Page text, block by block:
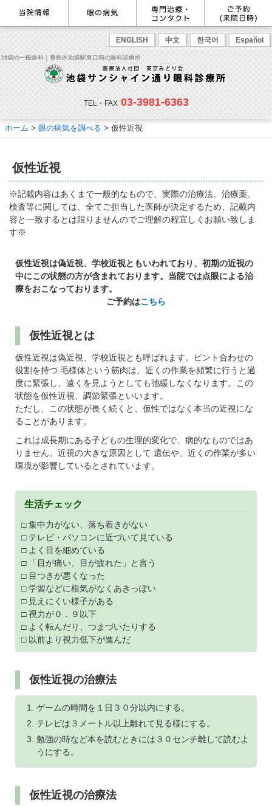
ENGLISH 中文 한국어 Español
池袋の一般眼科｜豊島区池袋駅東口前の眼科診療所
TEL・FAX 03-3981-6363
最新情報
感染症予防のための衛生環境整
備の取り組み
医師のご紹介
当院勤務医師のご紹介 ごあいさつ
院内の様子・設備
院内の様子 検査･治療･手術機器
診療のご案内・アクセス
アクセス
い
診察の流れ
リンク
よくある質問
パンフレットのダウンロード
眼の病気を調べる
病名から探す
症状から探す
目の構造から探す
主な眼科疾患
緑内障 網膜疾患
眼精疲労
ドライアイ
ものもらい
花粉症
白内障
アレルギー性結膜炎
コンタクトレンズ診
学校近視について
点眼液・眼軟膏について
眼科専門治療・特設ページ
緑内障専門治療ページ
角膜疾患専門治療ページ
ドライアイ専門治療ページ
網膜・硝子体専門治療ページ
黄斑疾患専門治療ページ
ぶどう膜炎専門治療ページ
白内障専門治療ページ
花粉症専門ページ
眼形成診療ページ
コンタクトレンズ診療
抗VEGF抗体療法
ボツリヌス療法
東口眼科医院)
コンタクトレンズ診療
コンタクトレンズの種類と特徴
しばらく眼科受診していない方
へ
初めてコンタクトレンズを使う
WEB予約(来院日時の設定)
一般眼科診療を予約
コンタクトレンズ診療を予約
緑内障専門治療を予約
角膜専門治療を予約
ドライアイ専門治療を予約
網膜・硝子体専門治療を予約
白内障専門治療を予約
白内障手術公開講座を予約
黄斑専門治療を予約
予約をキャンセルする
ご予約
ホーム > 眼の病気を調べる > 仮性近視
仮性近視
※記載内容はあくまで一般的なもので、実際の治療法、治療薬、
検査等に関しては、全てご担当した医師が決定するため、記載内
容と一致するとは限りませんのでご理解の程宜しくお願い致しま
す※
仮性近視は偽近視、学校近視ともいわれており、初期の近視の
中にこの状態の方が含まれております。当院では点眼による治
療をおこなっております。
ご予約はこちら
仮性近視とは
仮性近視は偽近視、学校近視とも呼ばれます。ピント合わせの
役割を持つ 毛様体という筋肉は、近くの作業を頻繁に行うと過
度に緊張し、遠くを見ようとしても弛緩しなくなります。この
状態を仮性近視、調節緊張といいます。
ただし、この状態が長く続くと、仮性ではなく本当の近視にな
ることがあります。
これは成長期にある子どもの生理的変化で、病的なものではあ
りません。近視の大きな原因として 遺伝や、近くの作業が多い
環境が影響しているとされています。
生活チェック
□ 集中力がない、落ち着きがない
□ テレビ・パソコンに近づいて見ている
□ よく目を細めている
□ 「目が痛い、目が疲れた」と言う
□ 目つきが悪くなった
□ 学習などに根気がなくあきっぽい
□ 見えにくい様子がある
□ 視力が０．９以下
□ よく転んだり、つまづいたりする
□ 以前より視力低下が進んだ
仮性近視の治療法
ゲームの時間を１日３０分以内にする。
テレビは３メートル以上離れて見る様にする。
勉強の時など本を読むときには３０センチ離して読むよ
うにする。
仮性近視の治療法